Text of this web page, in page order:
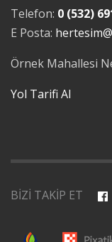
Telefon: 0 (532)
E Posta:
Örnek Mahallesi
Yol Tarifi Al
BİZİ TAKİP ET